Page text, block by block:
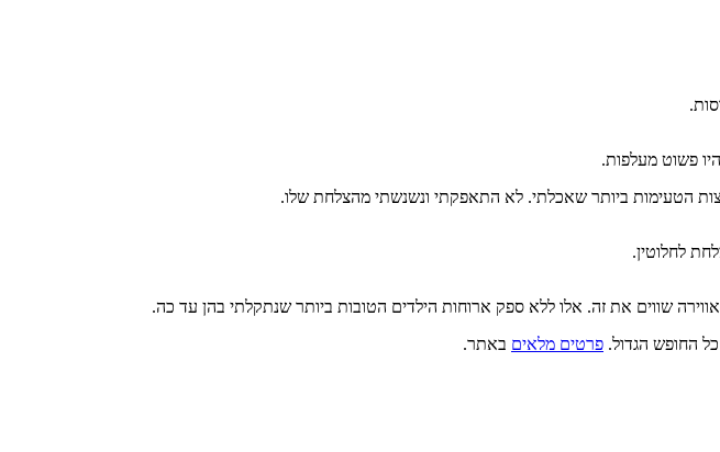
פשוט מעלפות.
הטעימות ביותר שאכלתי. לא התאפקתי ונשנשתי מהצלחת שלו.
לחלוטין.
שווים את זה. אלו ללא ספק ארוחות הילדים הטובות ביותר שנתקלתי בהן עד כה.
פרטים מלאים באתר.